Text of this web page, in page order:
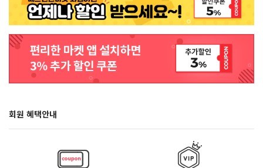
회원 혜택안내